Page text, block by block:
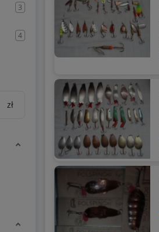
3
4
zł